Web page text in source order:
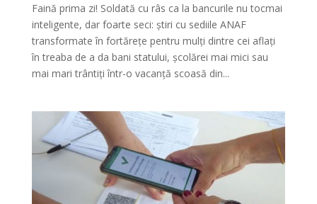
Faină prima zi! Soldată cu râs ca la bancurile nu tocmai
inteligente, dar foarte seci: știri cu sediile ANAF
transformate în fortărețe pentru mulți dintre cei aflați
în treaba de a da bani statului, școlărei mai mici sau
mai mari trântiți într-o vacanță scoasă din...